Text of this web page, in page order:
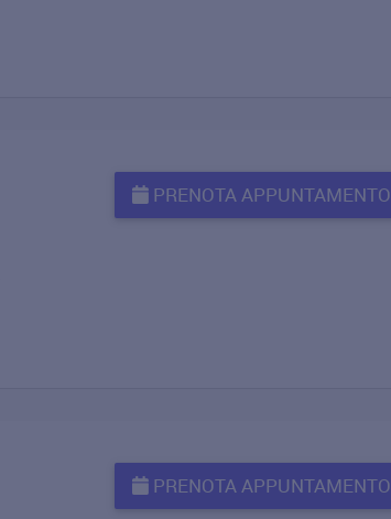
PRENOTA APPUNTAMENTO
PRENOTA APPUNTAMENTO